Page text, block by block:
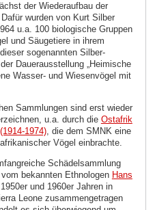
der Wiederaufbau der
wurden von Kurt Silber
u.a. 100 biologische Gruppen
und Säugetiere in ihrem
sogenannten Silber-
Dauerausstellung „Heimische
Wasser- und Wiesenvögel mit
Sammlungen sind erst wieder
u.a. durch die Ostafrik
1974), die dem SMNK eine
Vögel einbrachte.
Schädelsammlung
bekannten Ethnologen Hans
und 1960er Jahren in
Leone zusammengetragen